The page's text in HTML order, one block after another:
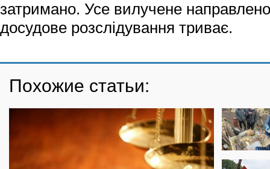
затримано. Усе вилучене
досудове розслідування триває.
Похожие статьи: